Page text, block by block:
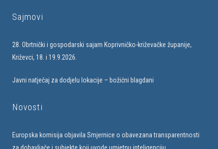
Sajmovi
28. Obrtnički i gospodarski sajam Koprivničko-križevačke županije,
Križevci, 18. i 19.9.2026.
Javni natječaj za dodjelu lokacije – božićni blagdani
Novosti
Europska komisija objavila Smjernice o obavezana transparentnosti